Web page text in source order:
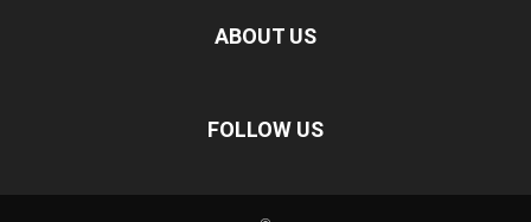
ABOUT US
FOLLOW US